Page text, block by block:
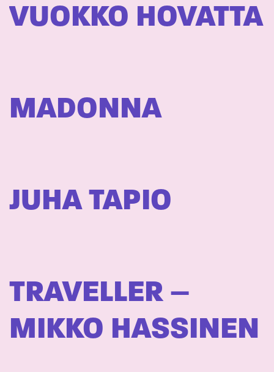
VUOKKO HOVATTA
MADONNA
JUHA TAPIO
TRAVELLER –
MIKKO HASSINEN